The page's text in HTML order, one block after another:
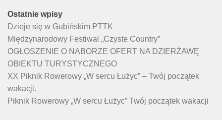
Ostatnie wpisy
Dzieje się w Gubińskim PTTK
Międzynarodowy Festiwal „Czyste Country”
OGŁOSZENIE O NABORZE OFERT NA DZIERŻAWĘ
OBIEKTU TURYSTYCZNEGO
XX Piknik Rowerowy „W sercu Łużyc” – Twój początek
wakacji.
Piknik Rowerowy „W sercu Łużyc” Twój początek wakacji